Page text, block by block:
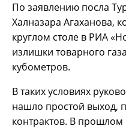
По заявлению посла
Халназара Агаханова,
круглом столе в РИА
излишки товарного
кубометров.
В таких условиях
нашло простой выход,
контрактов. В